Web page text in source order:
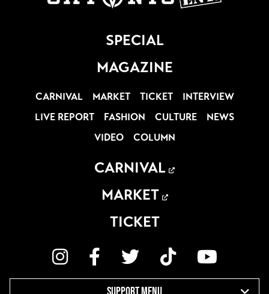
SPECIAL
MAGAZINE
CARNIVAL MARKET TICKET
INTERVIEW
LIVE REPORT
FASHION CULTURE
NEWS
VIDEO
COLUMN
CARNIVAL
MARKET
TICKET
SUPPORT MENU